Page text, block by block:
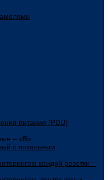
питания (PDU)
– «В»
с локальным
каждой розетки –